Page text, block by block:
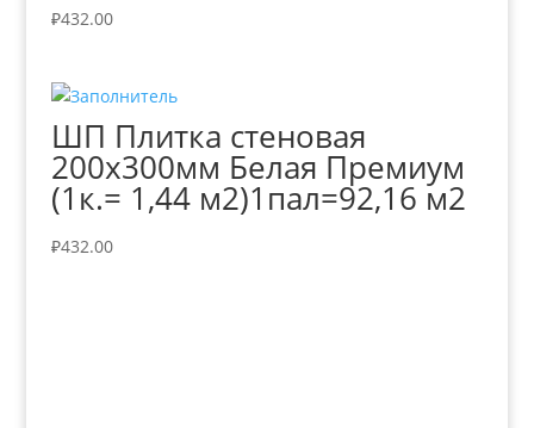
₽432.00
ШП Плитка стеновая
200х300мм Белая Премиум
(1к.= 1,44 м2)1пал=92,16 м2
₽432.00